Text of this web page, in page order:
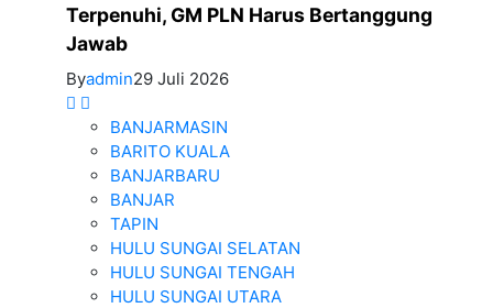
Terpenuhi, GM PLN Harus Bertanggung
Jawab
Byadmin29 Juli 2026
BANJARMASIN
BARITO KUALA
BANJARBARU
BANJAR
TAPIN
HULU SUNGAI SELATAN
HULU SUNGAI TENGAH
HULU SUNGAI UTARA